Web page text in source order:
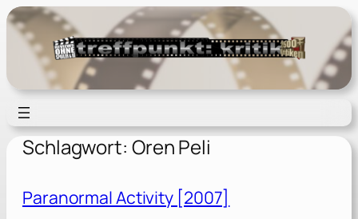
Zum
Inhalt
springen
Schlagwort: Oren Peli
Paranormal Activity [2007]